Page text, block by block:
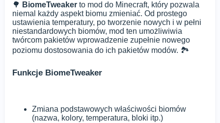
🌳 BiomeTweaker to mod do Minecraft, który pozwala
niemal każdy aspekt biomu zmieniać. Od prostego
ustawienia temperatury, po tworzenie nowych i w pełni
niestandardowych biomów, mod ten umożliwiwia
twórcom pakietów wprowadzenie zupełnie nowego
poziomu dostosowania do ich pakietów modów. 🏞️
Funkcje BiomeTweaker
Zmiana podstawowych właściwości biomów
(nazwa, kolory, temperatura, bloki itp.)